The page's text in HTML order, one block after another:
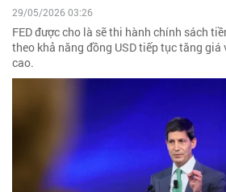
29/05/2026 03:26
FED được cho là sẽ thi hành chính sách
theo khả năng đồng USD tiếp tục tăng
cao.